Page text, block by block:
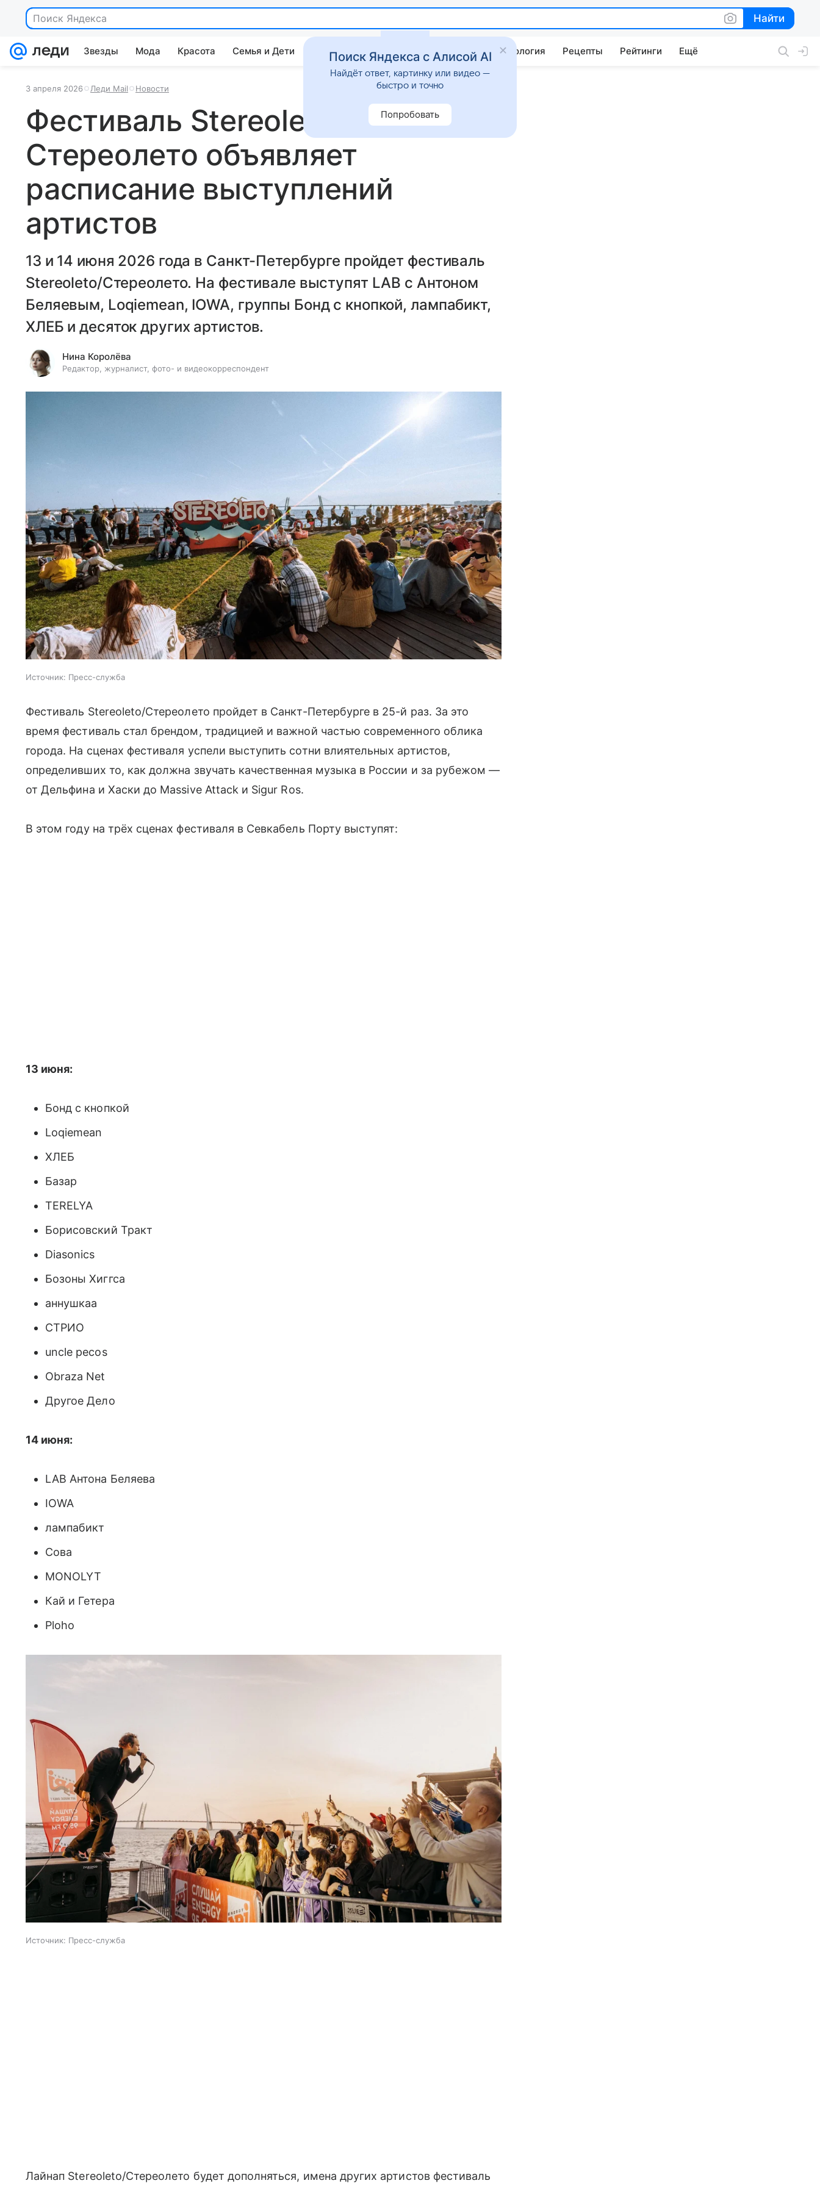
Поиск Яндекса Найти
Найти
Звезды Мода Красота Семья и Дети Дом Гороскопы Стиль жизни Психология Рецепты Рейтинги Ещё
3 апреля 2026 Леди Mail Новости
Фестиваль Stereoleto/
Стереолето объявляет
расписание выступлений
артистов
13 и 14 июня 2026 года в Санкт-Петербурге пройдет фестиваль
Stereoleto/Стереолето. На фестивале выступят LAB с Антоном
Беляевым, Loqiemean, IOWA, группы Бонд с кнопкой, лампабикт,
ХЛЕБ и десяток других артистов.
Нина Королёва
Редактор, журналист, фото- и видеокорреспондент
Источник: Пресс-служба
Фестиваль Stereoleto/Стереолето пройдет в Санкт-Петербурге в 25-й раз. За это
время фестиваль стал брендом, традицией и важной частью современного облика
города. На сценах фестиваля успели выступить сотни влиятельных артистов,
определивших то, как должна звучать качественная музыка в России и за рубежом —
от Дельфина и Хаски до Massive Attack и Sigur Ros.
В этом году на трёх сценах фестиваля в Севкабель Порту выступят:
13 июня:
Бонд с кнопкой
Loqiemean
ХЛЕБ
Базар
TERELYA
Борисовский Тракт
Diasonics
Бозоны Хиггса
аннушкаа
СТРИО
uncle pecos
Obraza Net
Другое Дело
14 июня:
LAB Антона Беляева
IOWA
лампабикт
Сова
MONOLYT
Кай и Гетера
Ploho
Источник: Пресс-служба
Лайнап Stereoleto/Стереолето будет дополняться, имена других артистов фестиваль
Поиск Яндекса с Алисой AI
Найдёт ответ, картинку или видео —
быстро и точно
Попробовать